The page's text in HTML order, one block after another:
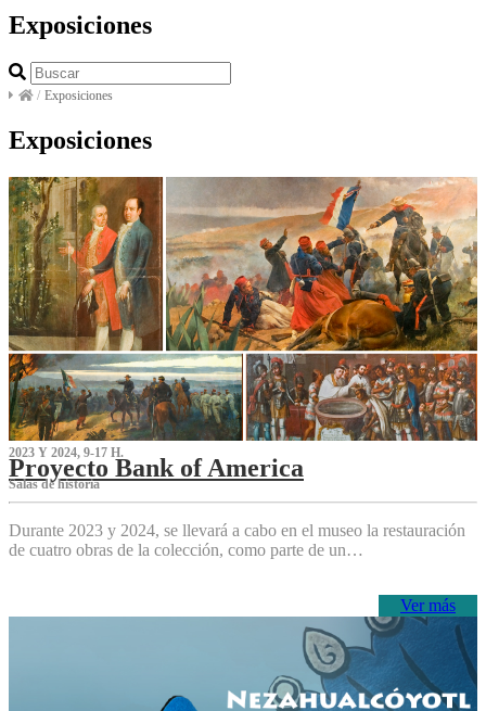
Exposiciones
/ Exposiciones
Exposiciones
2023 Y 2024, 9-17 H.
Proyecto Bank of America
S‌alas de historia
Durante 2023 y 2024, se llevará a cabo en el museo la restauración
de cuatro obras de la colección, como parte de un…
Ver más